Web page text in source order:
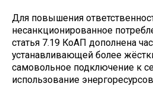
Для повышения
несанкционированное
статья 7.19 КоАП дополнена
устанавливающей более
самовольное подключение к
использование